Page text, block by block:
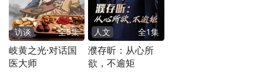
访谈 全5集
岐黄之光·对话国
医大师
人文 全1集
濮存昕：从心所
欲，不逾矩